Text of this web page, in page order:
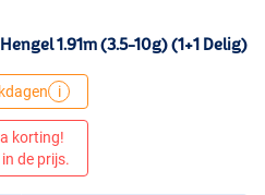
1.91m (3.5-10g) (1+1 Delig)
i
korting!
de prijs.